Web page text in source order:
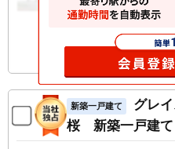
新築一戸建て
グレ
桜 新築一戸建て